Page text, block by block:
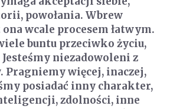
powołania. Wbrew
wcale procesem łatwym.
buntu przeciwko życiu,
niezadowoleni z
Pragniemy więcej, inaczej,
posiadać inny charakter,
zdolności, inne